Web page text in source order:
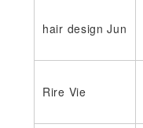
hair design Jun
Rire Vie